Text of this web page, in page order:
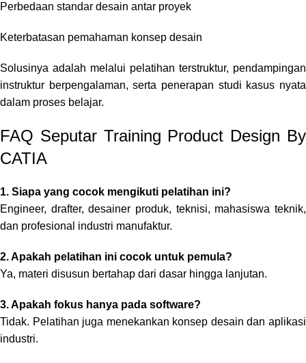
Perbedaan standar desain antar proyek
Keterbatasan pemahaman konsep desain
Solusinya adalah melalui pelatihan terstruktur, pendampingan
instruktur berpengalaman, serta penerapan studi kasus nyata
dalam proses belajar.
FAQ Seputar Training Product Design By
CATIA
1. Siapa yang cocok mengikuti pelatihan ini?
Engineer, drafter, desainer produk, teknisi, mahasiswa teknik,
dan profesional industri manufaktur.
2. Apakah pelatihan ini cocok untuk pemula?
Ya, materi disusun bertahap dari dasar hingga lanjutan.
3. Apakah fokus hanya pada software?
Tidak. Pelatihan juga menekankan konsep desain dan aplikasi
industri.